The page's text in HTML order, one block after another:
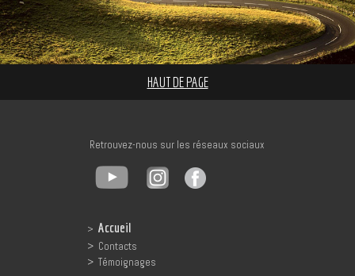
HAUT DE PAGE
Retrouvez-nous sur les réseaux sociaux
> Accueil
> Contacts
> Témoignages